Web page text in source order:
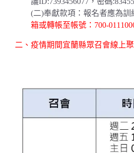
(二)奉獻款項：報名者應為
箱或轉帳至帳號：700-
二、疫情期間宜蘭縣眾召會線上